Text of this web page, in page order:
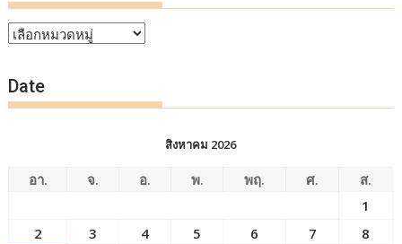
หัวข้อ
Date
สิงหาคม 2026
อา. จ. อ. พ. พฤ. ศ.
ส.
1
2
3 4 5 6 7
8